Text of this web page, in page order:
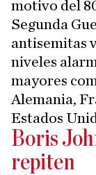
motivo del
Segunda
antisemitas
niveles
mayores
Alemania,
Estados
Boris
repiten